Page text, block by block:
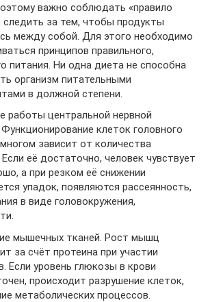
важно соблюдать «правило
следить за тем, чтобы продукты
между собой. Для этого необходимо
принципов правильного,
питания. Ни одна диета не способна
организм питательными
в должной степени.
работы центральной нервной
клеток головного
зависит от количества
её достаточно, человек чувствует
а при резком её снижении
упадок, появляются рассеянность,
в виде головокружения,
мышечных тканей. Рост мышц
за счёт протеина при участии
Если уровень глюкозы в крови
происходит разрушение клеток,
метаболических процессов.